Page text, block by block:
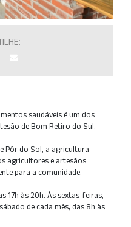
saudáveis é um dos
de Bom Retiro do Sul.
Pôr do Sol, a agricultura
agricultores e artesãos
para a comunidade.
17h às 20h. Às sextas-feiras,
de cada mês, das 8h às